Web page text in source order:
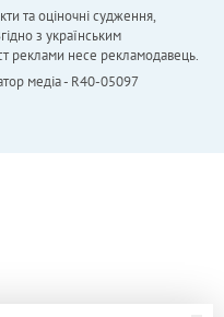
та оціночні судження,
з українським
реклами несе рекламодавець.
медіа - R40-05097